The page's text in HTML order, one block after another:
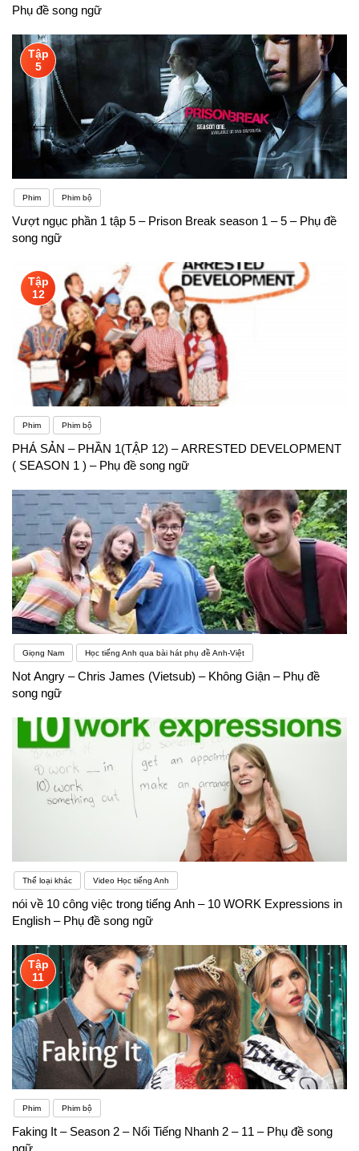
Phụ đề song ngữ
Tập
5
Phim Phim bộ
Vượt ngục phần 1 tập 5 – Prison Break season 1 – 5 – Phụ đề
song ngữ
Tập
12
Phim Phim bộ
PHÁ SẢN – PHẦN 1(TẬP 12) – ARRESTED DEVELOPMENT
( SEASON 1 ) – Phụ đề song ngữ
Giọng Nam Học tiếng Anh qua bài hát phụ đề Anh-Việt
Not Angry – Chris James (Vietsub) – Không Giận – Phụ đề
song ngữ
Thể loại khác Video Học tiếng Anh
nói về 10 công việc trong tiếng Anh – 10 WORK Expressions in
English – Phụ đề song ngữ
Tập
11
Phim Phim bộ
Faking It – Season 2 – Nổi Tiếng Nhanh 2 – 11 – Phụ đề song
ngữ